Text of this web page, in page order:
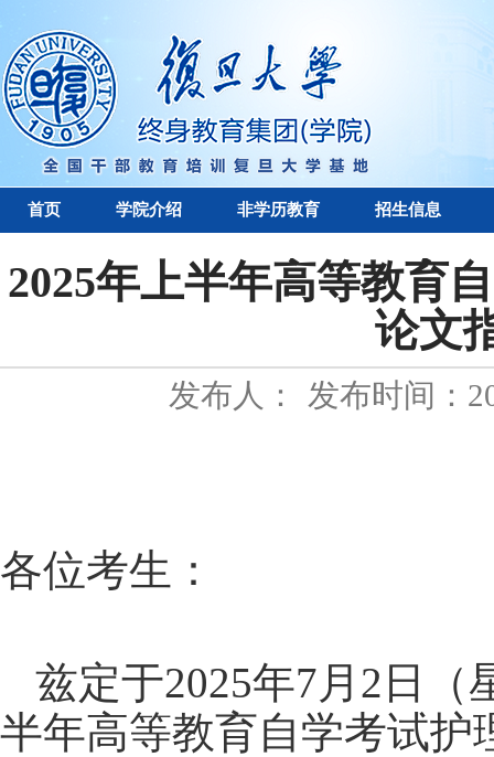
首页 学院介绍 非学历教育 招生信息
2025年上半年高等教育
论文
发布人： 发布时间：
各位考生：
兹定于2025年7月 2 日（
半年高等教育自学考试护